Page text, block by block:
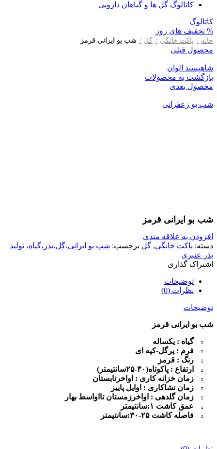
کاتالوگ گل ها و گیاهان دارویی
کاتالوگ
% تخفیف های روز
خانه پاکت خانگی گل شب بو ایرانی قرمز
محصول قبلی
شاهپسند الوان
بازگشت به محصولات
محصول بعدی
شب بو زعفرانی
شب بو ایرانی قرمز
افزودن به علاقه مندی
دسته: پاکت خانگی, گل برچسب: شب بو ایرانی،گل،بذر،گیاه، تولید
بذر عنبری
اشتراک گذاری
توضیحات
نظرات (0)
توضیحات
شب بو ایرانی قرمز
گیاه : یکساله
فرم : پرگل-کپه ای
رنگ : قرمز
ارتفاع : پاکوتاه(۳۰-۲۵سانتیمتر
)
زمان خزانه کاری : اواخرتابستان
زمان نشاکاری : اوایل پاییز
زمان گلدهی : اواخرزمستان تااواسط بهار
عمق کاشت
سانتیمتر
فاصله کاشت ۲۵-۳۰: سانتیمتر